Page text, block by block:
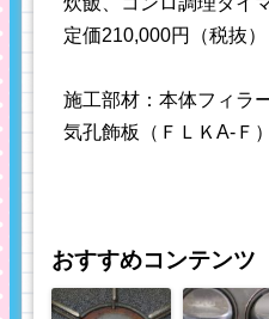
定価210,000円（税抜）
施工部材：本体フィラ
気孔飾板（ＦＬＫA-Ｆ）
おすすめコンテンツ